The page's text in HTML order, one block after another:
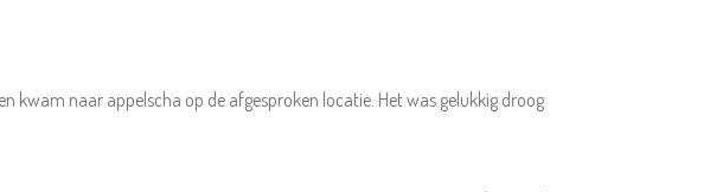
kwam naar appelscha op de afgesproken locatie. Het was gelukkig droog